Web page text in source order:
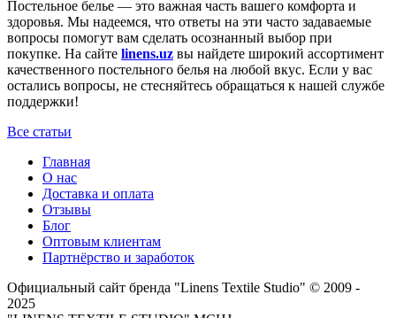
Постельное белье — это важная часть вашего комфорта и
здоровья. Мы надеемся, что ответы на эти часто задаваемые
вопросы помогут вам сделать осознанный выбор при
покупке. На сайте linens.uz вы найдете широкий ассортимент
качественного постельного белья на любой вкус. Если у вас
остались вопросы, не стесняйтесь обращаться к нашей службе
поддержки!
Все статьи
Главная
О нас
Доставка и оплата
Отзывы
Блог
Оптовым клиентам
Партнёрство и заработок
Официальный сайт бренда "Linens Textile Studio" © 2009 -
2025